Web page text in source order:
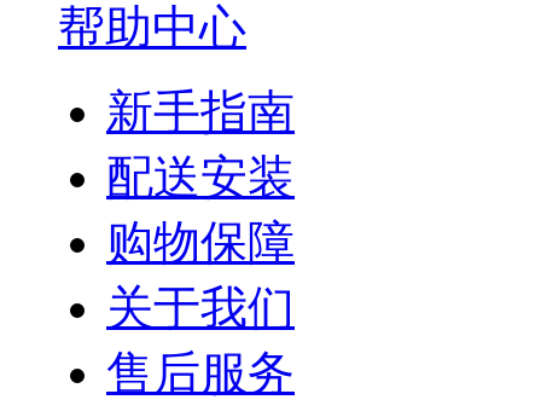
帮助中心
新手指南
配送安装
购物保障
关于我们
售后服务